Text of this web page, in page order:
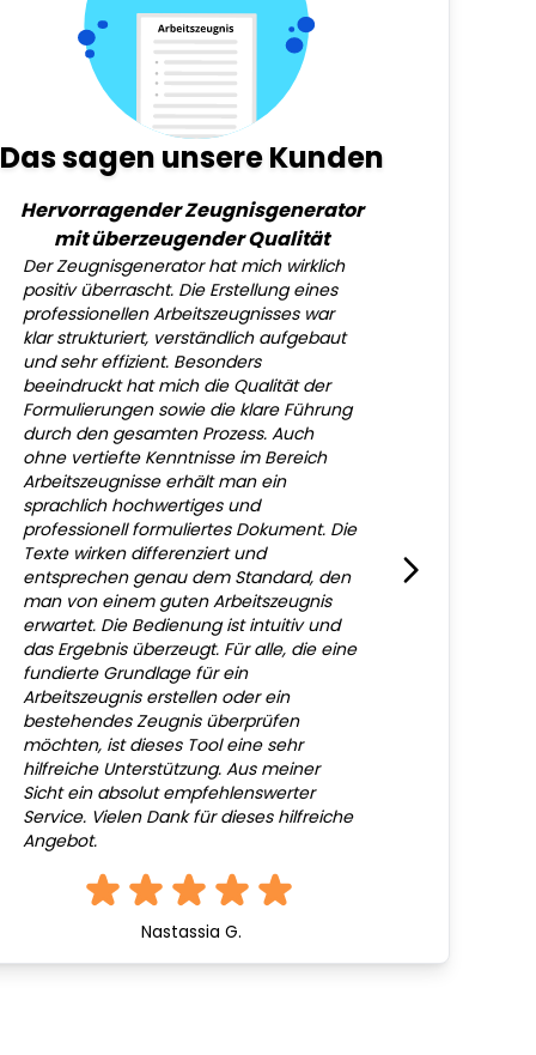
Das sagen unsere Kunden
Hervorragender Zeugnisgenerator
mit überzeugender Qualität
Der Zeugnisgenerator hat mich wirklich
positiv überrascht. Die Erstellung eines
professionellen Arbeitszeugnisses war
klar strukturiert, verständlich aufgebaut
und sehr effizient. Besonders
beeindruckt hat mich die Qualität der
Formulierungen sowie die klare Führung
durch den gesamten Prozess. Auch
ohne vertiefte Kenntnisse im Bereich
Arbeitszeugnisse erhält man ein
sprachlich hochwertiges und
professionell formuliertes Dokument. Die
Texte wirken differenziert und
entsprechen genau dem Standard, den
man von einem guten Arbeitszeugnis
erwartet. Die Bedienung ist intuitiv und
das Ergebnis überzeugt. Für alle, die eine
fundierte Grundlage für ein
Arbeitszeugnis erstellen oder ein
bestehendes Zeugnis überprüfen
möchten, ist dieses Tool eine sehr
hilfreiche Unterstützung. Aus meiner
Sicht ein absolut empfehlenswerter
Service. Vielen Dank für dieses hilfreiche
Angebot.
Nastassia G.